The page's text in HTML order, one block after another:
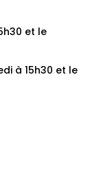
et le
à 15h30 et le